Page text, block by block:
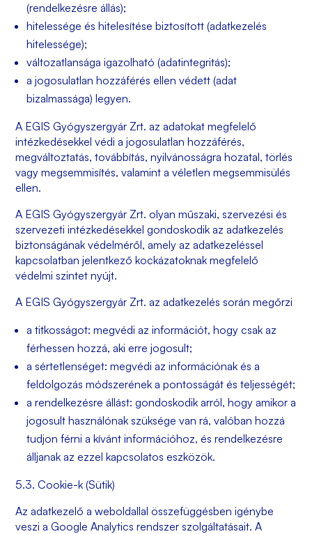
(rendelkezésre állás);
hitelessége és hitelesítése biztosított (adatkezelés
hitelessége);
változatlansága igazolható (adatintegritás);
a jogosulatlan hozzáférés ellen védett (adat
bizalmassága) legyen.
A EGIS Gyógyszergyár Zrt. az adatokat megfelelő
intézkedésekkel védi a jogosulatlan hozzáférés,
megváltoztatás, továbbítás, nyilvánosságra hozatal, törlés
vagy megsemmisítés, valamint a véletlen megsemmisülés
ellen.
A EGIS Gyógyszergyár Zrt. olyan műszaki, szervezési és
szervezeti intézkedésekkel gondoskodik az adatkezelés
biztonságának védelméről, amely az adatkezeléssel
kapcsolatban jelentkező kockázatoknak megfelelő
védelmi szintet nyújt.
A EGIS Gyógyszergyár Zrt. az adatkezelés során megőrzi
a titkosságot: megvédi az információt, hogy csak az
férhessen hozzá, aki erre jogosult;
a sértetlenséget: megvédi az információnak és a
feldolgozás módszerének a pontosságát és teljességét;
a rendelkezésre állást: gondoskodik arról, hogy amikor a
jogosult használónak szüksége van rá, valóban hozzá
tudjon férni a kívánt információhoz, és rendelkezésre
álljanak az ezzel kapcsolatos eszközök.
5.3. Cookie-k (Sütik)
Az adatkezelő a weboldallal összefüggésben igénybe
veszi a Google Analytics rendszer szolgáltatásait. A